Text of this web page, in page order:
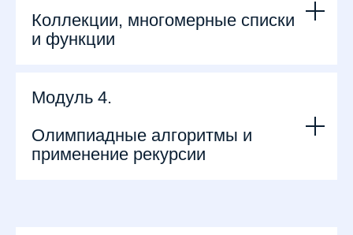
Коллекции, многомерные списки
и функции
Модуль 4.
Олимпиадные алгоритмы и
применение рекурсии